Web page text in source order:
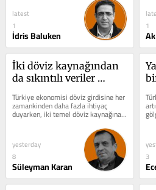
latest
1
İdris Baluken
1
İki döviz kaynağından
da sıkıntılı veriler
Türkiye ekonomisi döviz girdisine her
zamankinden daha fazla ihtiyaç
duyarken, iki temel döviz kaynağına
ilişkin gelen 2026 Haziran verileri,...
yesterday
8
Süleyman Karan
3